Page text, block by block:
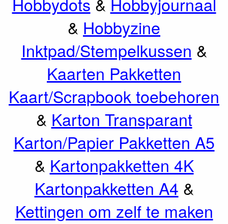
& Hobbyzine
Inktpad/Stempelkussen &
Kaarten Pakketten
Kaart/Scrapbook toebehoren
& Karton Transparant
Karton/Papier Pakketten A5
& Kartonpakketten 4K
Kartonpakketten A4 &
Kettingen om zelf te maken